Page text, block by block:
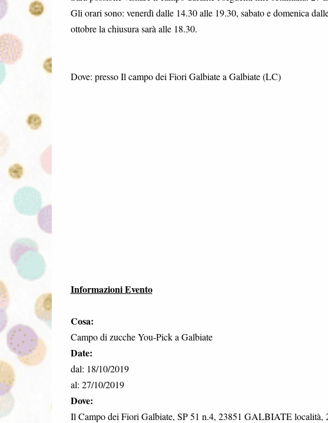
Gli orari sono: venerdì dalle 14.30 alle 19.30, sabato e domenica
ottobre la chiusura sarà alle 18.30.
Dove: presso Il campo dei Fiori Galbiate a Galbiate (LC)
Informazioni Evento
Cosa:
Campo di zucche You-Pick a Galbiate
Date:
dal: 18/10/2019
al: 27/10/2019
Dove:
Il Campo dei Fiori Galbiate, SP 51 n.4, 23851 GALBIATE località,